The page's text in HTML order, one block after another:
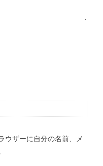
ウザーに自分の名前、メ